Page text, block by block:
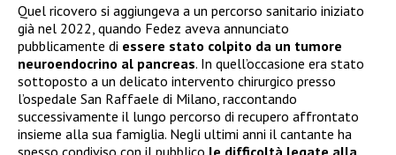
Quel ricovero si aggiungeva a un percorso sanitario iniziato
già nel 2022, quando Fedez aveva annunciato
pubblicamente di essere stato colpito da un tumore
neuroendocrino al pancreas. In quell’occasione era stato
sottoposto a un delicato intervento chirurgico presso
l’ospedale San Raffaele di Milano, raccontando
successivamente il lungo percorso di recupero affrontato
insieme alla sua famiglia. Negli ultimi anni il cantante ha
spesso condiviso con il pubblico le difficoltà legate alla